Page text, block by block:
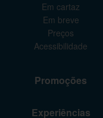
Em cartaz
Em breve
Preços
Acessibilidade
Promoções
Experiências